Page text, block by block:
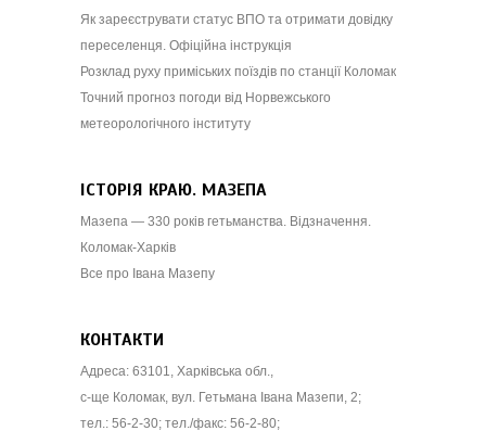
Як зареєструвати статус ВПО та отримати довідку
переселенця. Офіційна інструкція
Розклад руху приміських поїздів по станції Коломак
Точний прогноз погоди від Норвежського
метеорологічного інституту
ІСТОРІЯ КРАЮ. МАЗЕПА
Мазепа — 330 років гетьманства. Відзначення.
Коломак-Харків
Все про Івана Мазепу
КОНТАКТИ
Адреса: 63101, Харківська обл.,
с-ще Коломак, вул. Гетьмана Івана Мазепи, 2;
тел.: 56-2-30; тел./факс: 56-2-80;